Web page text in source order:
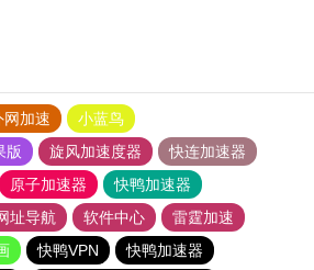
加速
小蓝鸟
版
旋风加速度器
快连加速器
原子加速器
快鸭加速器
址导航 软件中心
雷霆加速
快鸭VPN
快鸭加速器